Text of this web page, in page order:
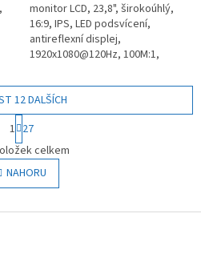
monitor LCD, 23,8", širokoúhlý,
16:9, IPS, LED podsvícení,
antireflexní displej,
1920x1080@120Hz, 100M:1,
1xDP(1.2), VESA 100x100, 99%
sRGB,...
O
v
l
á
12 DALŠÍCH
S
t
r
á
n
k
v
1 27
celkem
NAHORU